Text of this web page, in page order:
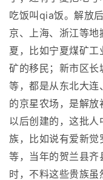
吃饭叫qia饭。解放
京、上海、浙江等
夏，比如宁夏煤矿
矿的移民；新市区长
等，都是从东北大连
的京星农场，是解
以后创建的，这批
族，比如说有爱新
等，当年的贺兰县齐
时，不料这些贵族